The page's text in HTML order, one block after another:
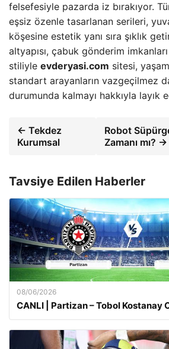
felsefesiyle pazarda iz bırakıyor.
eşsiz özenle tasarlanan serileri,
köşesine estetik yanı sıra şıklık
altyapısı, çabuk gönderim imkanları
stiliyle evderyasi.com sitesi,
standart arayanların vazgeçilmez
durumunda kalmayı hakkıyla layık
← Tekdez
Kurumsal
Robot
Zamanı mı? →
Tavsiye Edilen Haberler
08/06/2026
CANLI | Partizan – Tobol Kostanay